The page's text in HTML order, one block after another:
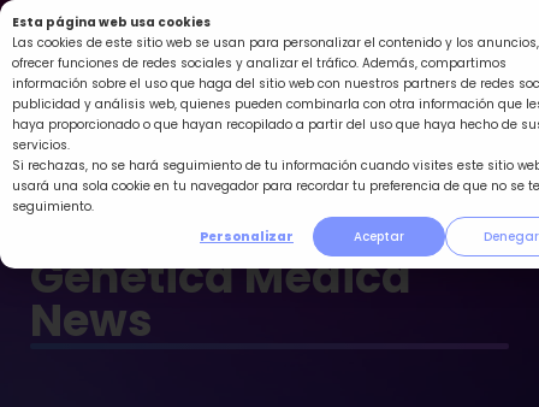
Esta página web usa cookies
Las cookies de este sitio web se usan para personalizar el contenido y los anuncios,
ofrecer funciones de redes sociales y analizar el tráfico. Además, compartimos
información sobre el uso que haga del sitio web con nuestros partners de redes
publicidad y análisis web, quienes pueden combinarla con otra información que
haya proporcionado o que hayan recopilado a partir del uso que haya hecho de
servicios.
Si rechazas, no se hará seguimiento de tu información cuando visites este sitio
usará una sola cookie en tu navegador para recordar tu preferencia de que no se
seguimiento.
Personalizar
Aceptar Denegar
Ir
al
contenido
Genética Médica
News